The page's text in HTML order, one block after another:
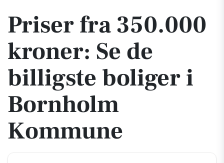
Priser fra 350.000
kroner: Se de
billigste boliger i
Bornholm
Kommune